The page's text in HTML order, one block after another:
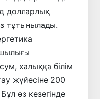
долларлық
тұтынылады.
халыққа білім
жүйесіне 200
өз кезегінде